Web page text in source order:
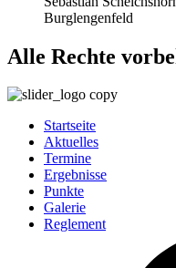
Burglengenfeld
Alle Rechte
Startseite
Aktuelles
Termine
Ergebnisse
Punkte
Galerie
Reglement